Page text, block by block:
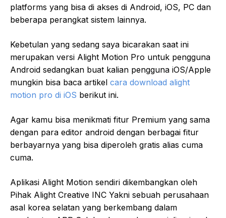
platforms yang bisa di akses di Android, iOS, PC dan
beberapa perangkat sistem lainnya.
Kebetulan yang sedang saya bicarakan saat ini
merupakan versi Alight Motion Pro untuk pengguna
Android sedangkan buat kalian pengguna iOS/Apple
mungkin bisa baca artikel cara download alight
motion pro di iOS berikut ini.
Agar kamu bisa menikmati fitur Premium yang sama
dengan para editor android dengan berbagai fitur
berbayarnya yang bisa diperoleh gratis alias cuma
cuma.
Aplikasi Alight Motion sendiri dikembangkan oleh
Pihak Alight Creative INC Yakni sebuah perusahaan
asal korea selatan yang berkembang dalam